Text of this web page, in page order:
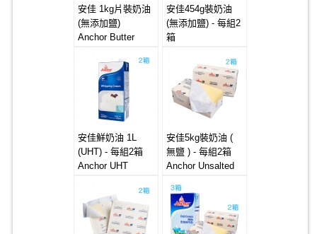
安佳 1kg片裝奶油
(無添加鹽)
Anchor Butter
(Unsalted)
安佳454g裝奶油
(無添加鹽) - 每組2
箱
20x454g
(Unsalted)
安佳鮮奶油 1L
(UHT) - 每組2箱
Anchor UHT
安佳5kg裝奶油 (
無鹽 ) - 每組2箱
Anchor Unsalted